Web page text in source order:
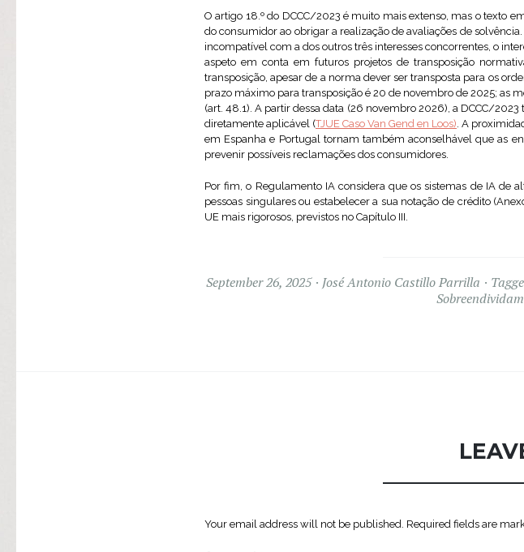
O artigo 18.º do DCCC/2023 é muito mais extenso, mas o texto
do consumidor ao obrigar a realização de avaliações de
incompatível com a dos outros três interesses concorrentes, o
aspeto em conta em futuros projetos de transposição
transposição, apesar de a norma dever ser transposta para os
prazo máximo para transposição é 20 de novembro de 2025; as
(art. 48.1). A partir dessa data (26 novembro 2026), a DCCC/
diretamente aplicável (TJUE Caso Van Gend en Loos). A
em Espanha e Portugal tornam também aconselhável que as
prevenir possíveis reclamações dos consumidores.
Por fim, o Regulamento IA considera que os sistemas de IA de
pessoas singulares ou estabelecer a sua notação de crédito
UE mais rigorosos, previstos no Capítulo III.
September 26, 2025 José Antonio Castillo Parrilla
Your email address will not be published. Required fields are